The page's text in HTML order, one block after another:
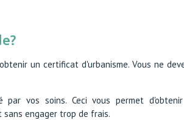
un certificat d'urbanisme. Vous ne
vos soins. Ceci vous permet
engager trop de frais.